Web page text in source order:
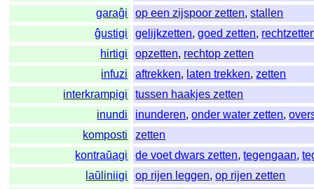
garaĝi
op een zijspoor zetten,stallen
ĝustigi
gelijkzetten,goed zetten,
hirtigi
opzetten, rechtop zetten
infuzi
aftrekken, laten trekken,zetten
interkrampigi
tussen haakjes zetten
inundi
inunderen,onder water zetten,
komposti
zetten
kontraŭagi
de voet dwars zetten,tegengaan,
laŭliniigi
op rijen leggen,op rijen zetten